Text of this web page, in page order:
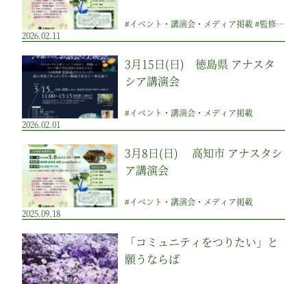
#イベント・講演会・メディア掲載 #監修のつぶやき
2026.02.11
3月15日(日) 徳島県 アナスタ
シア講演会
#イベント・講演会・メディア掲載
2026.02.01
3月8日(日) 高知市 アナスタシ
ア講演会
#イベント・講演会・メディア掲載
2025.09.18
「コミュニティをつりたい」と
願うならば